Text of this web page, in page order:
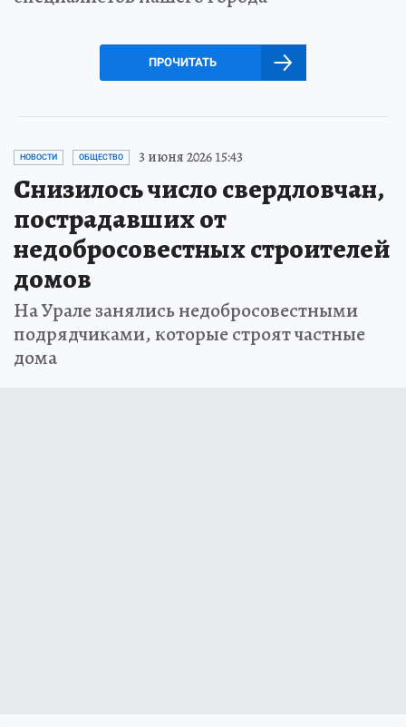
ПРОЧИТАТЬ
НОВОСТИ ОБЩЕСТВО 3 июня 2026 15:43
Снизилось число свердловчан,
пострадавших от
недобросовестных строителей
домов
На Урале занялись недобросовестными
подрядчиками, которые строят частные
дома